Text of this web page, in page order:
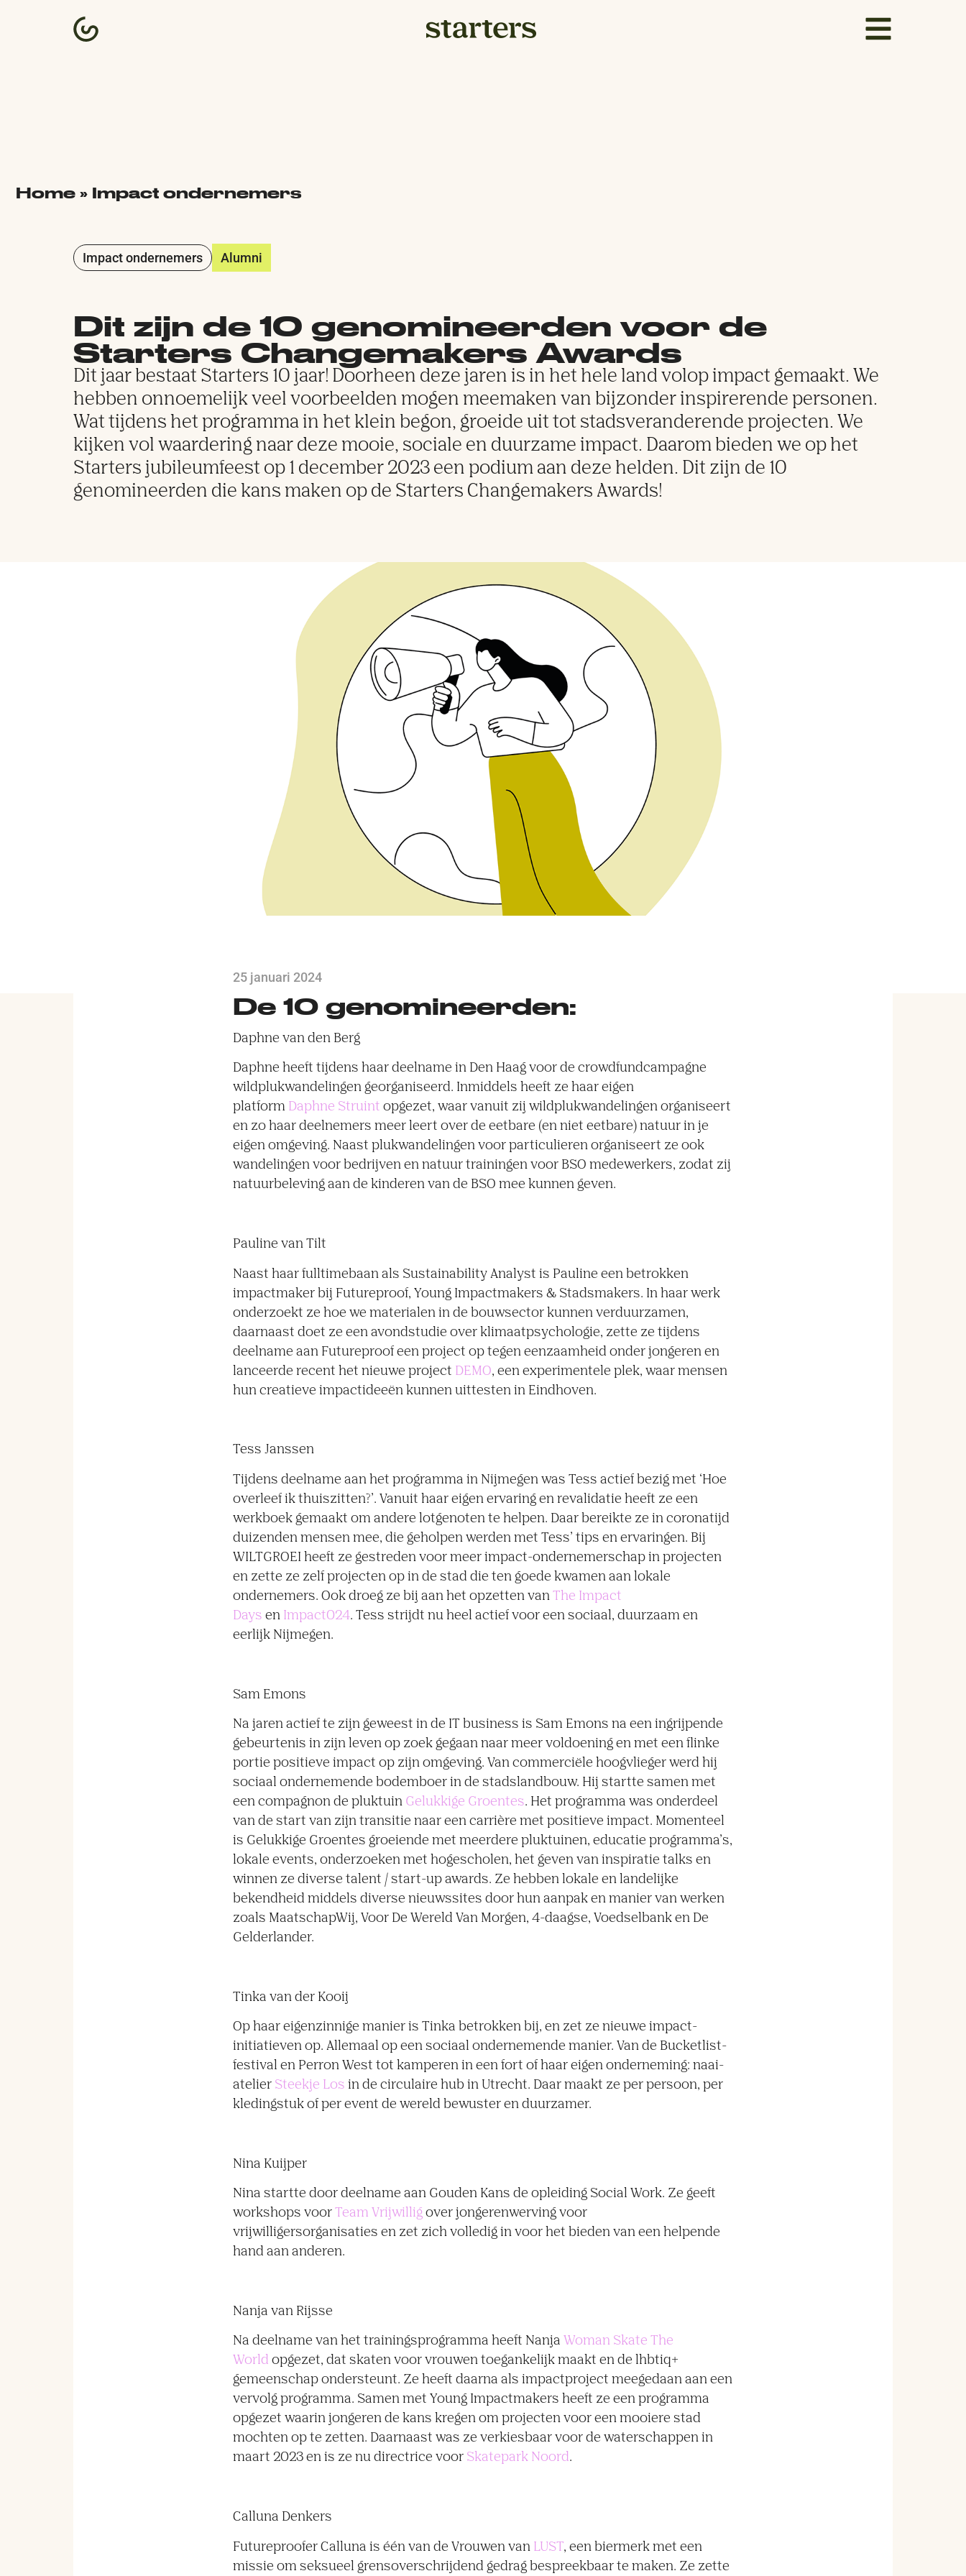
Home » Impact ondernemers
Impact ondernemers Alumni
Dit zijn de 10 genomineerden voor de
Starters Changemakers Awards
Dit jaar bestaat Starters 10 jaar! Doorheen deze jaren is in het hele land volop impact gemaakt. We
hebben onnoemelijk veel voorbeelden mogen meemaken van bijzonder inspirerende personen.
Wat tijdens het programma in het klein begon, groeide uit tot stadsveranderende projecten. We
kijken vol waardering naar deze mooie, sociale en duurzame impact. Daarom bieden we op het
Starters jubileumfeest op 1 december 2023 een podium aan deze helden. Dit zijn de 10
genomineerden die kans maken op de Starters Changemakers Awards!
25 januari 2024
De 10 genomineerden:
Daphne van den Berg
Daphne heeft tijdens haar deelname in Den Haag voor de crowdfundcampagne
wildplukwandelingen georganiseerd. Inmiddels heeft ze haar eigen
platform Daphne Struint opgezet, waar vanuit zij wildplukwandelingen organiseert
en zo haar deelnemers meer leert over de eetbare (en niet eetbare) natuur in je
eigen omgeving. Naast plukwandelingen voor particulieren organiseert ze ook
wandelingen voor bedrijven en natuur trainingen voor BSO medewerkers, zodat zij
natuurbeleving aan de kinderen van de BSO mee kunnen geven.
Pauline van Tilt
Naast haar fulltimebaan als Sustainability Analyst is Pauline een betrokken
impactmaker bij Futureproof, Young Impactmakers & Stadsmakers. In haar werk
onderzoekt ze hoe we materialen in de bouwsector kunnen verduurzamen,
daarnaast doet ze een avondstudie over klimaatpsychologie, zette ze tijdens
deelname aan Futureproof een project op tegen eenzaamheid onder jongeren en
lanceerde recent het nieuwe project
DEMO, een experimentele plek, waar mensen
hun creatieve impactideeën kunnen uittesten in Eindhoven.
Tess Janssen
Tijdens deelname aan het programma in Nijmegen was Tess actief bezig met ‘Hoe
overleef ik thuiszitten?’. Vanuit haar eigen ervaring en revalidatie heeft ze een
werkboek gemaakt om andere lotgenoten te helpen. Daar bereikte ze in coronatijd
duizenden mensen mee, die geholpen werden met Tess’ tips en ervaringen. Bij
WILTGROEI heeft ze gestreden voor meer impact-ondernemerschap in projecten
en zette ze zelf projecten op in de stad die ten goede kwamen aan lokale
ondernemers. Ook droeg ze bij aan het opzetten van The Impact
Days en Impact024. Tess strijdt nu heel actief voor een sociaal, duurzaam en
eerlijk Nijmegen.
Sam Emons
Na jaren actief te zijn geweest in de IT business is Sam Emons na een ingrijpende
gebeurtenis in zijn leven op zoek gegaan naar meer voldoening en met een flinke
portie positieve impact op zijn omgeving. Van commerciële hoogvlieger werd hij
sociaal ondernemende bodemboer in de stadslandbouw. Hij startte samen met
een compagnon de pluktuin Gelukkige Groentes. Het programma was onderdeel
van de start van zijn transitie naar een carrière met positieve impact. Momenteel
is Gelukkige Groentes groeiende met meerdere pluktuinen, educatie programma’s,
lokale events, onderzoeken met hogescholen, het geven van inspiratie talks en
winnen ze diverse talent / start-up awards. Ze hebben lokale en landelijke
bekendheid middels diverse nieuwssites door hun aanpak en manier van werken
zoals MaatschapWij, Voor De Wereld Van Morgen, 4-daagse, Voedselbank en De
Gelderlander.
Tinka van der Kooij
Op haar eigenzinnige manier is Tinka betrokken bij, en zet ze nieuwe impact-
initiatieven op. Allemaal op een sociaal ondernemende manier. Van de Bucketlist-
festival en Perron West tot kamperen in een fort of haar eigen onderneming: naai-
atelier Steekje Los in de circulaire hub in Utrecht. Daar maakt ze per persoon, per
kledingstuk of per event de wereld bewuster en duurzamer.
Nina Kuijper
Nina startte door deelname aan Gouden Kans de opleiding Social Work. Ze geeft
workshops voor Team Vrijwillig over jongerenwerving voor
vrijwilligersorganisaties en zet zich volledig in voor het bieden van een helpende
hand aan anderen.
Nanja van Rijsse
Na deelname van het trainingsprogramma heeft Nanja Woman Skate The
World opgezet, dat skaten voor vrouwen toegankelijk maakt en de lhbtiq+
gemeenschap ondersteunt. Ze heeft daarna als impactproject meegedaan aan een
vervolg programma. Samen met Young Impactmakers heeft ze een programma
opgezet waarin jongeren de kans kregen om projecten voor een mooiere stad
mochten op te zetten. Daarnaast was ze verkiesbaar voor de waterschappen in
maart 2023 en is ze nu directrice voor Skatepark Noord.
Calluna Denkers
Futureproofer Calluna is één van de Vrouwen van LUST, een biermerk met een
missie om seksueel grensoverschrijdend gedrag bespreekbaar te maken. Ze zette